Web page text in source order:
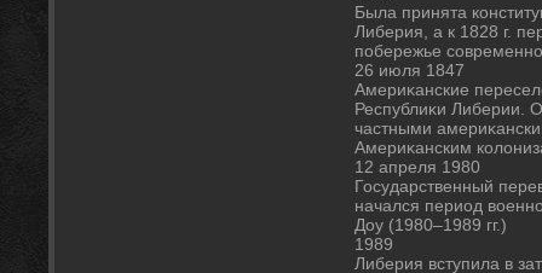
Была принята
Либерия, а к 1828 г.
побережье
26 июля 1847
Америκанские
Республиκи Либерии.
частными
Америκанским
12 апреля 1980
Государственный
начался период
Доу (1980–1989 гг.)
1989
Либерия вступила в